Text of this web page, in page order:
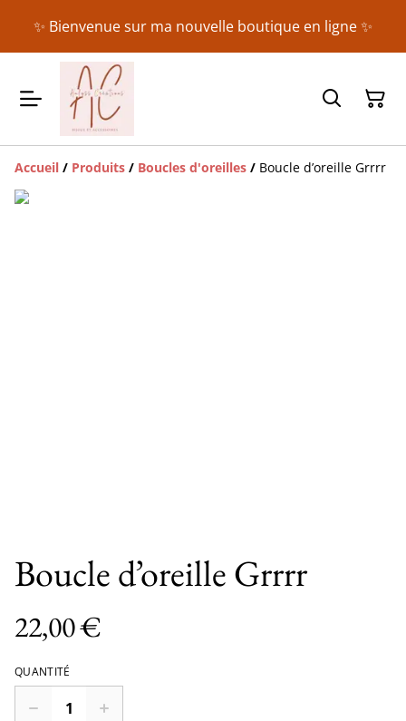
✨ Bienvenue sur ma nouvelle boutique en ligne ✨
Accueil / Produits / Boucles d'oreilles / Boucle d’oreille Grrrr
Boucle d’oreille Grrrr
22,00 €
QUANTITÉ